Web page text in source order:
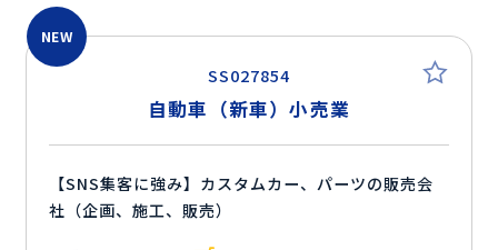
SS027854
NEW
自動車（新車）小売業
【SNS集客に強み】カスタムカー、パーツの販売会
社（企画、施工、販売）